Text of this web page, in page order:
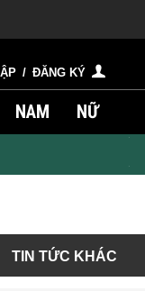
/ ĐĂNG KÝ
NAM NỮ
TIN TỨC KHÁC